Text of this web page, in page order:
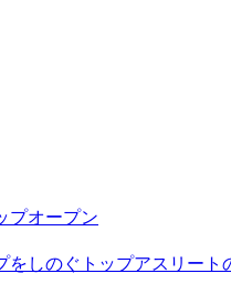
プオープン
しのぐトップアスリート